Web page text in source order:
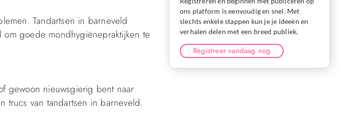
Tandartsen in barneveld
goede mondhygiënepraktijken te
gewoon nieuwsgierig bent naar
van tandartsen in barneveld.
ons platform is eenvoudig en snel. Met
slechts enkele stappen kun je je ideeën en
verhalen delen met een breed publiek.
Registreer vandaag nog